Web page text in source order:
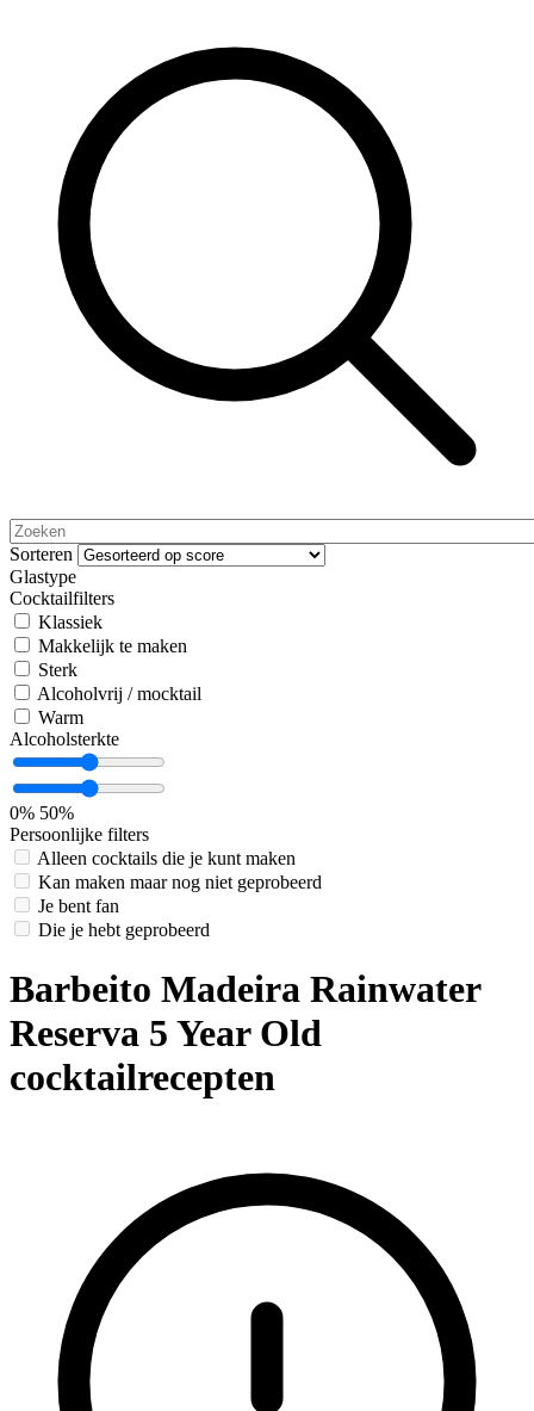
Sorteren
Glastype
Cocktailfilters
Klassiek
Makkelijk te maken
Sterk
Alcoholvrij / mocktail
Warm
Alcoholsterkte
0% 50%
Persoonlijke filters
Alleen cocktails die je kunt maken
Kan maken maar nog niet geprobeerd
Je bent fan
Die je hebt geprobeerd
Barbeito Madeira Rainwater
Reserva 5 Year Old
cocktailrecepten